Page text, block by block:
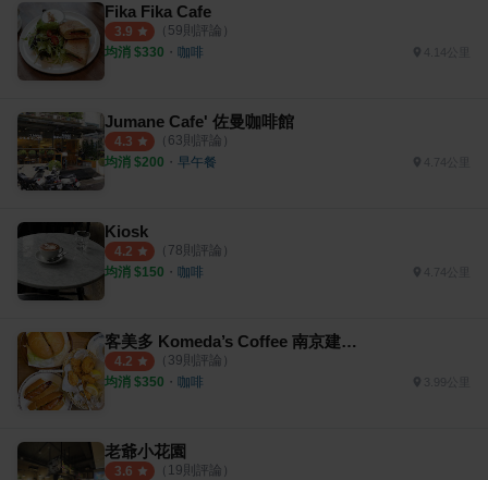
Fika Fika Cafe
3.9 （ 59則評論）
均消 $330 ・ 咖啡 4.14公里
Jumane Cafe' 佐曼咖啡館
4.3 （ 63則評論）
均消 $200 ・ 早午餐 4.74公里
Kiosk
4.2 （ 78則評論）
均消 $150 ・ 咖啡 4.74公里
客美多 Komeda’s Coffee 南京建國店
4.2 （ 39則評論）
均消 $350 ・ 咖啡
老爺小花園
3.6 （ 19則評論）